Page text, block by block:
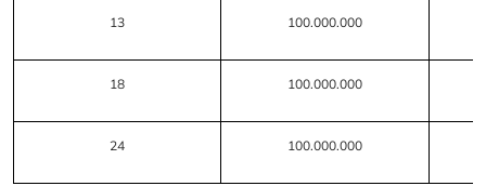
13 100.000.000
18 100.000.000
24 100.000.000